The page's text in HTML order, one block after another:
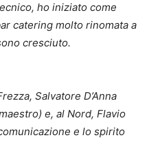
ho iniziato come
catering molto rinomata a
cresciuto.
Salvatore D’Anna
e, al Nord, Flavio
e lo spirito